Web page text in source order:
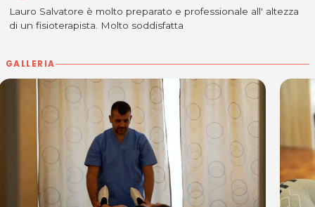
Lauro Salvatore è molto preparato e professionale all' altezza
di un fisioterapista. Molto soddisfatta
GALLERIA